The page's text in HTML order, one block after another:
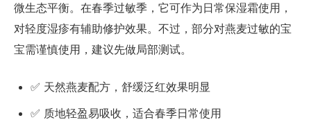
微生态平衡。在春季过敏季，它可作为日常保湿霜使用，
对轻度湿疹有辅助修护效果。不过，部分对燕麦过敏的宝
宝需谨慎使用，建议先做局部测试。
✅ 天然燕麦配方，舒缓泛红效果明显
✅ 质地轻盈易吸收，适合春季日常使用